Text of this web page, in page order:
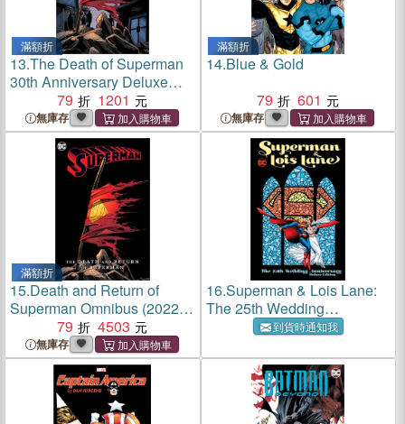
滿額折
13.The Death of Superman
30th Anniversary Deluxe
79 1201
無庫存
滿額折
14.Blue & Gold
79
601
無庫存
滿額折
15.Death and Return of
Superman Omnibus (2022
Edition)79 4503
無庫存
16.Superman & Lois Lane:
The 25th Wedding
Anniversary Deluxe Edition
到貨時通知我